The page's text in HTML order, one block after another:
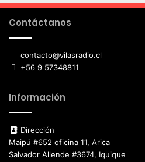
Contáctanos
contacto@vilasradio.cl
+56 9 57348811
Información
Dirección
Maipú #652 oficina 11, Arica
Salvador Allende #3674, Iquique